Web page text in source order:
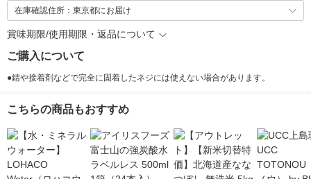
在庫確認住所：東京都にお届け
賞味期限/使用期限・返品について
ご購入について
●錆や接着剤などで完全に固着したネジには使えない場合があります。
こちらの商品もおすすめ